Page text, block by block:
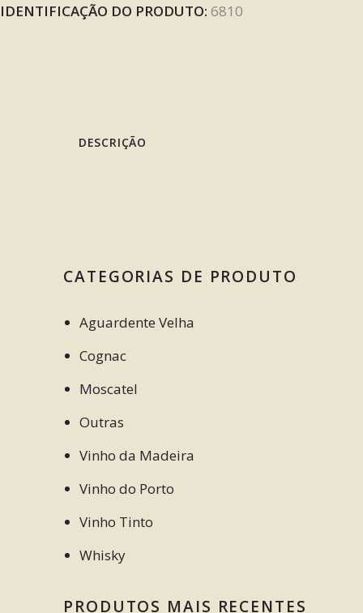
IDENTIFICAÇÃO DO PRODUTO: 6810
DESCRIÇÃO
CATEGORIAS DE PRODUTO
Aguardente Velha
Cognac
Moscatel
Outras
Vinho da Madeira
Vinho do Porto
Vinho Tinto
Whisky
PRODUTOS MAIS RECENTES